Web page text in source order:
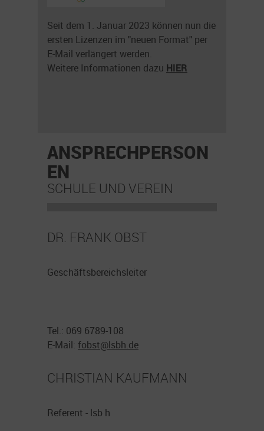
Seit dem 1. Januar 2023 können nun die
ersten Lizenzen im "neuen Format" per
E-Mail verlängert werden.
Weitere Informationen dazu HIER
ANSPRECHPERSON
EN
SCHULE UND VEREIN
DR. FRANK OBST
Geschäftsbereichsleiter
Tel.: 069 6789-108
E-Mail: fobst@lsbh.de
CHRISTIAN KAUFMANN
Referent - lsb h